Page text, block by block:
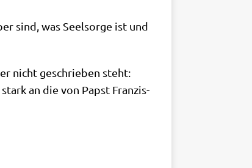
sind, was Seel­sor­ge ist und
nicht geschrie­ben steht:
an die von Papst Fran­zis­